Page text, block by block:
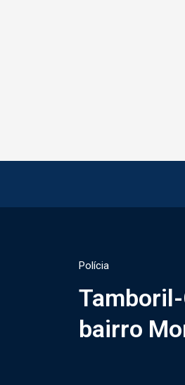
Polícia
bairro